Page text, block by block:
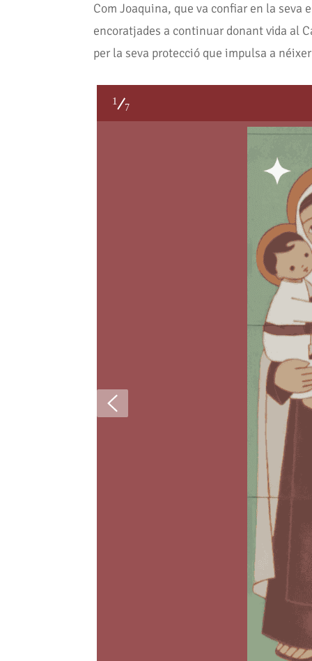
Com Joaquina, que va confiar en la
encoratjades a continuar donant vida al
per la seva protecció que impulsa a
1
7